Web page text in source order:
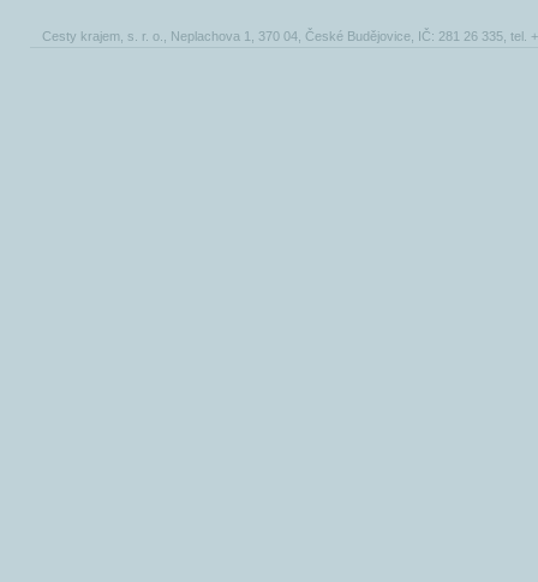
Cesty krajem, s. r. o., Neplachova 1, 370 04, České Budějovice, IČ: 281 26 335, tel.